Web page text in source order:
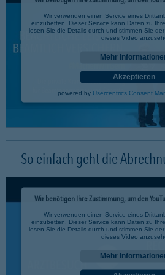
Wir verwenden einen Service eines
einzubetten. Dieser Service kann Daten zu
lesen Sie die Details durch und stimmen Sie
dieses Video
Mehr
Akzeptieren
powered by Usercentrics Consent
So einfach geht die
Wir benötigen Ihre Zustimmung, um den
Wir verwenden einen Service eines
einzubetten. Dieser Service kann Daten zu
lesen Sie die Details durch und stimmen Sie
dieses Video
Mehr